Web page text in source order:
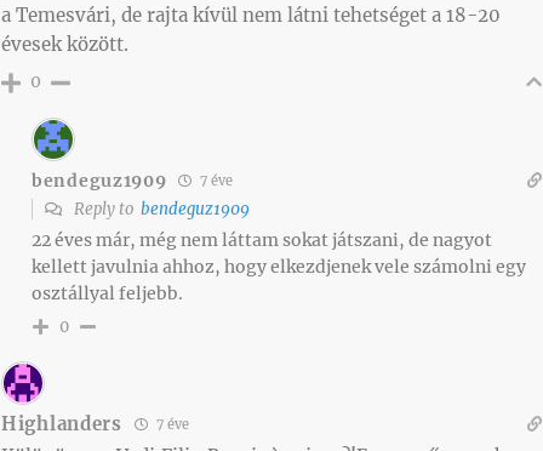
a Temesvári, de rajta kívül nem látni tehetséget a 18-20
évesek között.
0
bendeguz1909 7 éve
Reply to bendeguz1909
22 éves már, még nem láttam sokat játszani, de nagyot
kellett javulnia ahhoz, hogy elkezdjenek vele számolni egy
osztállyal feljebb.
0
Highlanders 7 éve